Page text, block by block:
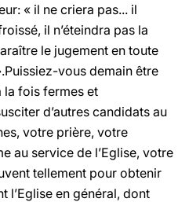
« il ne criera pas... il
il n’éteindra pas la
le jugement en toute
vous demain être
la fois fermes et
d’autres candidats au
votre prière, votre
au service de l’Eglise, votre
tellement pour obtenir
l’Eglise en général, dont